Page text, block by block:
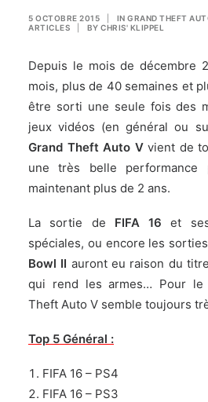
5 OCTOBRE 2015 IN GRAND THEFT
ARTICLES
BY CHRIS' KLIPPEL
Depuis le mois de décembre
mois, plus de 40 semaines et
être sorti une seule fois des
jeux vidéos (en général ou
Grand Theft Auto Vvient de
une très belle
maintenant plus de 2 ans.
La sortie de FIFA 16 et
spéciales, ou encore les
Bowl II auront eu raison du
qui rend les armes… Pour le
Theft Auto V semble toujours
Top 5 Général :
FIFA 16 – PS4
FIFA 16 – PS3